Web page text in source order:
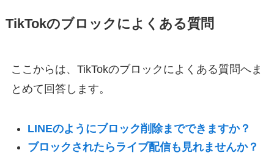
TikTokのブロックによくある質問
ここからは、TikTokのブロックによくある質問へま
とめて回答します。
LINEのようにブロック削除までできますか？
ブロックされたらライブ配信も見れませんか？